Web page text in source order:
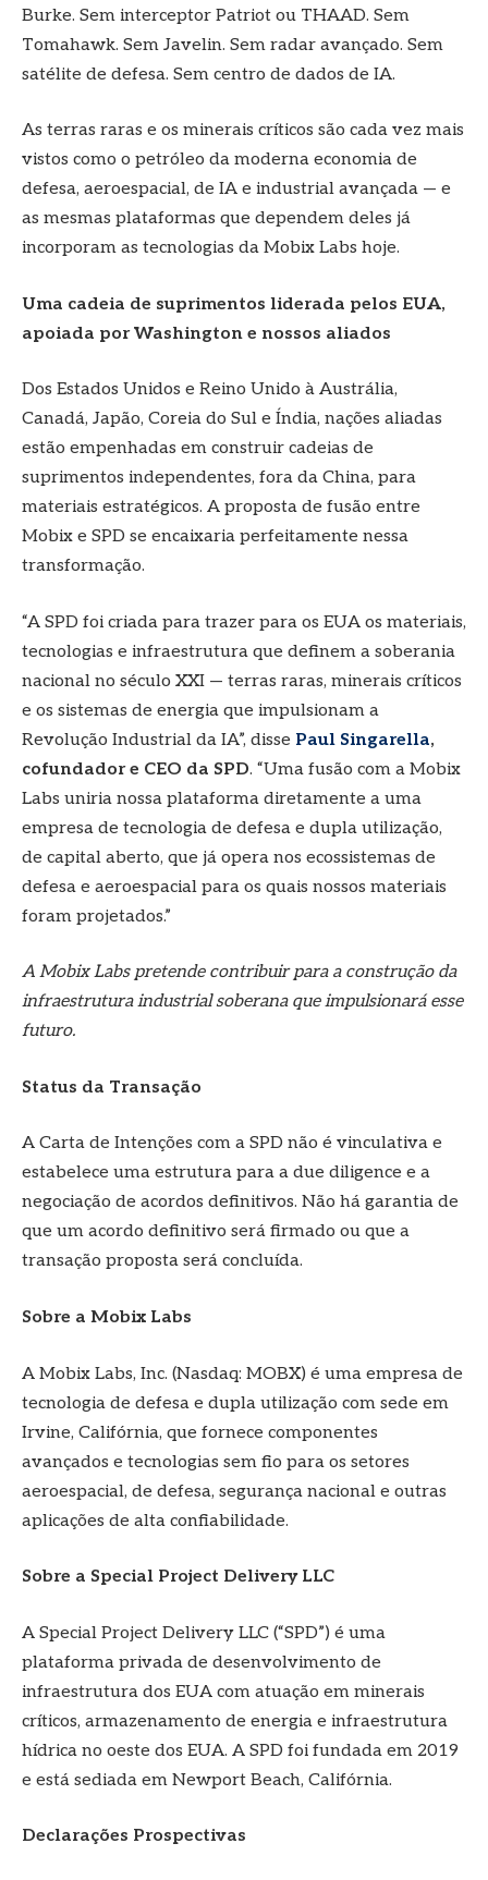
Burke. Sem interceptor Patriot ou THAAD. Sem
Tomahawk. Sem Javelin. Sem radar avançado. Sem
satélite de defesa. Sem centro de dados de IA.
As terras raras e os minerais críticos são cada vez mais
vistos como o petróleo da moderna economia de
defesa, aeroespacial, de IA e industrial avançada — e
as mesmas plataformas que dependem deles já
incorporam as tecnologias da Mobix Labs hoje.
Uma cadeia de suprimentos liderada pelos EUA,
apoiada por Washington e nossos aliados
Dos Estados Unidos e Reino Unido à Austrália,
Canadá, Japão, Coreia do Sul e Índia, nações aliadas
estão empenhadas em construir cadeias de
suprimentos independentes, fora da China, para
materiais estratégicos. A proposta de fusão entre
Mobix e SPD se encaixaria perfeitamente nessa
transformação.
“A SPD foi criada para trazer para os EUA os materiais,
tecnologias e infraestrutura que definem a soberania
nacional no século XXI — terras raras, minerais críticos
e os sistemas de energia que impulsionam a
Revolução Industrial da IA”, disse Paul Singarella,
cofundador e CEO da SPD. “Uma fusão com a Mobix
Labs uniria nossa plataforma diretamente a uma
empresa de tecnologia de defesa e dupla utilização,
de capital aberto, que já opera nos ecossistemas de
defesa e aeroespacial para os quais nossos materiais
foram projetados.”
A Mobix Labs pretende contribuir para a construção da
infraestrutura industrial soberana que impulsionará esse
futuro.
Status da Transação
A Carta de Intenções com a SPD não é vinculativa e
estabelece uma estrutura para a due diligence e a
negociação de acordos definitivos. Não há garantia de
que um acordo definitivo será firmado ou que a
transação proposta será concluída.
Sobre a Mobix Labs
A Mobix Labs, Inc. (Nasdaq: MOBX) é uma empresa de
tecnologia de defesa e dupla utilização com sede em
Irvine, Califórnia, que fornece componentes
avançados e tecnologias sem fio para os setores
aeroespacial, de defesa, segurança nacional e outras
aplicações de alta confiabilidade.
Sobre a Special Project Delivery LLC
A Special Project Delivery LLC (“SPD”) é uma
plataforma privada de desenvolvimento de
infraestrutura dos EUA com atuação em minerais
críticos, armazenamento de energia e infraestrutura
hídrica no oeste dos EUA. A SPD foi fundada em 2019
e está sediada em Newport Beach, Califórnia.
Declarações Prospectivas